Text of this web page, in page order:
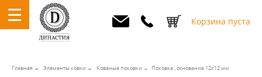
Корзина пуста
Главная Элементы ковки Кованые поковки Поковка , основание 12х12 мм